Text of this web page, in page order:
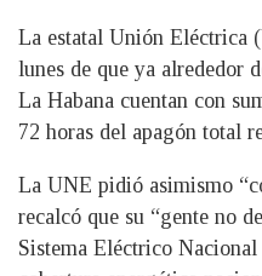
La estatal Unión Eléctrica
lunes de que ya alrededor
La Habana cuentan con
72 horas del apagón total
La UNE pidió asimismo
recalcó que su “gente no
Sistema Eléctrico